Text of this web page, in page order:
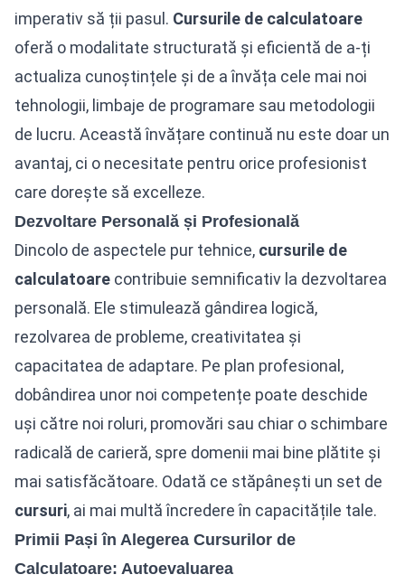
imperativ să ții pasul. Cursurile de calculatoare
oferă o modalitate structurată și eficientă de a-ți
actualiza cunoștințele și de a învăța cele mai noi
tehnologii, limbaje de programare sau metodologii
de lucru. Această învățare continuă nu este doar un
avantaj, ci o necesitate pentru orice profesionist
care dorește să excelleze.
Dezvoltare Personală și Profesională
Dincolo de aspectele pur tehnice, cursurile de
calculatoare contribuie semnificativ la dezvoltarea
personală. Ele stimulează gândirea logică,
rezolvarea de probleme, creativitatea și
capacitatea de adaptare. Pe plan profesional,
dobândirea unor noi competențe poate deschide
uși către noi roluri, promovări sau chiar o schimbare
radicală de carieră, spre domenii mai bine plătite și
mai satisfăcătoare. Odată ce stăpânești un set de
cursuri, ai mai multă încredere în capacitățile tale.
Primii Pași în Alegerea Cursurilor de
Calculatoare: Autoevaluarea